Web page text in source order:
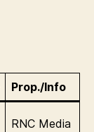
Prop./Info
RNC Media